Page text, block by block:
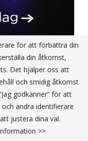
för att förbättra din
din åtkomst,
Det hjälper oss att
och smidig åtkomst
godkänner” för att
andra identifierare
justera dina val.
>>